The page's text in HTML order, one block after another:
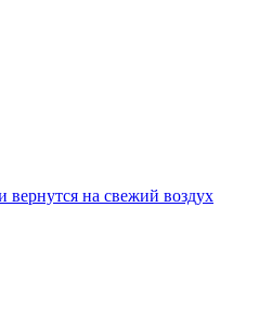
на свежий воздух